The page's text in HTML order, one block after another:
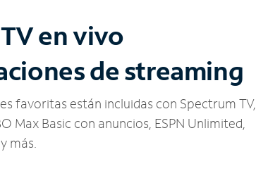
en vivo
de streaming
favoritas están incluidas con Spectrum TV,
Max Basic con anuncios, ESPN Unlimited,
más.